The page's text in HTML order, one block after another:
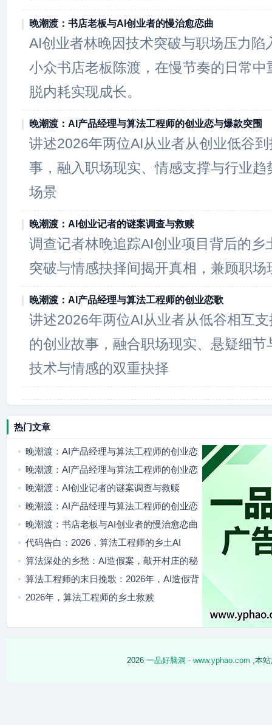
晚潮渡：书店老板与AI创业者的慢治愈恋曲
AI创业者林晚因技术突破与职场压力陷
小众书店老板陈渡，在慢节奏的日常中
脱内耗实现成长。
晚潮渡：AI产品经理与算法工程师的创业恋与爆款突围
讲述2026年两位AI从业者从创业低谷
事，融入职场现实、情感支撑与行业趋
场景
晚潮渡：AI创业记者的谜案调查与救赎
调查记者林晚追踪AI创业项目背后的乡
突破与情感抉择间揭开真相，兼顾职场
晚潮渡：AI产品经理与算法工程师的创业恋歌
讲述2026年两位AI从业者从低谷相互
的创业故事，融合职场现实、悬疑细
技术与情感的双重抉择
热门文章
晚潮渡：AI产品经理与算法工程师的创业恋
歌
晚潮渡：AI产品经理与算法工程师的创业恋
与爆款之路
晚潮渡：AI创业记者的谜案调查与救赎
晚潮渡：AI产品经理与算法工程师的创业恋
与爆款突围
晚潮渡：书店老板与AI创业者的慢治愈恋曲
代码告白：2026，算法工程师的乡土AI
算法深处的乡愁：AI造假案，敲开村庄的秘
密
算法工程师的末日挽歌：2026年，AI造假背
后是乡土的秘密
2026年，算法工程师的乡土救赎
2026 一品好脑洞 - www.yphao.com ,本